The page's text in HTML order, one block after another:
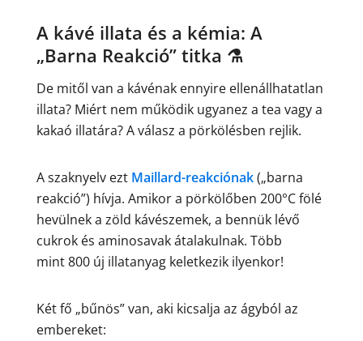
A kávé illata és a kémia: A
„Barna Reakció” titka ⚗️
De mitől van a kávénak ennyire ellenállhatatlan
illata? Miért nem működik ugyanez a tea vagy a
kakaó illatára? A válasz a pörkölésben rejlik.
A szaknyelv ezt Maillard-reakciónak(„barna
reakció”) hívja. Amikor a pörkölőben 200°C fölé
hevülnek a zöld kávészemek, a bennük lévő
cukrok és aminosavak átalakulnak. Több
mint 800 új illatanyag keletkezik ilyenkor!
Két fő „bűnös” van, aki kicsalja az ágyból az
embereket: